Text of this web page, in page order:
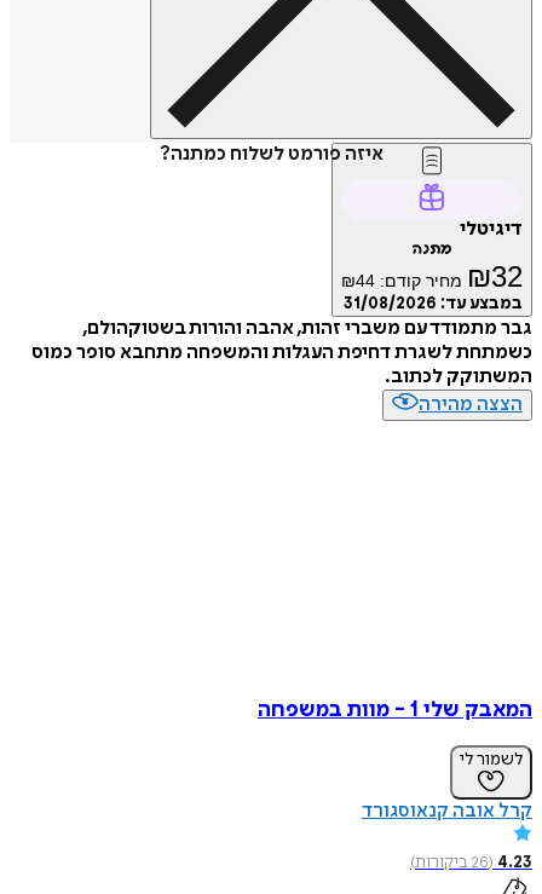
איזה פורמט לשלוח כמתנה?
דיגיטלי
מתנה
₪32 מחיר קודם: ₪44
במבצע עד: 31/08/2026
גבר מתמודד עם משברי זהות, אהבה והורות בשטוקהולם,
כשמתחת לשגרת דחיפת העגלות והמשפחה מתחבא סופר כמוס
המשתוקק לכתוב.
הצצה מהירה
המאבק שלי 1 - מוות במשפחה
לשמור לי
קרל אובה קנאוסגורד
4.23
(
26ביקורות)